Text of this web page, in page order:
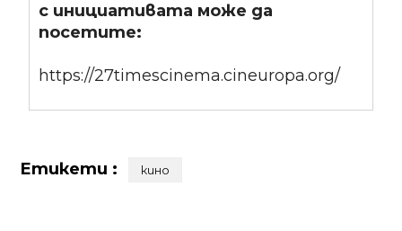
с инициативата може да
посетите:
https://27timescinema.cineuropa.org/
Етикети : кино